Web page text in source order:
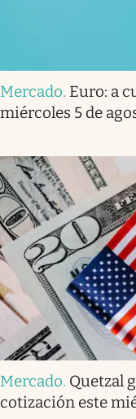
Mercado. Euro: a
miércoles 5 de
Mercado. Quetzal
cotización este